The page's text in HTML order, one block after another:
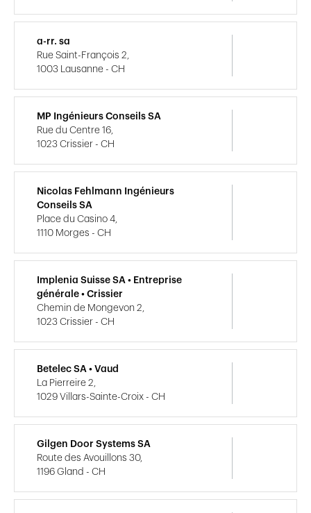
a-rr. sa
Rue Saint-François 2,
1003 Lausanne - CH
MP Ingénieurs Conseils SA
Rue du Centre 16,
1023 Crissier - CH
Nicolas Fehlmann Ingénieurs
Conseils SA
Place du Casino 4,
1110 Morges - CH
Implenia Suisse SA • Entreprise
générale • Crissier
Chemin de Mongevon 2,
1023 Crissier - CH
Betelec SA • Vaud
La Pierreire 2,
1029 Villars-Sainte-Croix - CH
Gilgen Door Systems SA
Route des Avouillons 30,
1196 Gland - CH